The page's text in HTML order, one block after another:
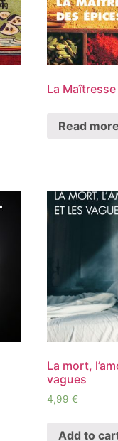
La
Read more
La mort,
vagues
4,99€
Add to